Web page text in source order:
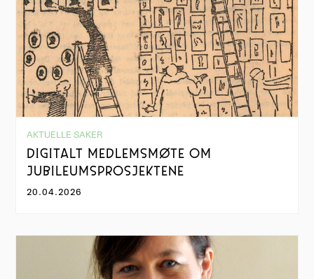
AKTUELLE SAKER
DIGITALT MEDLEMSMØTE OM
JUBILEUMSPROSJEKTENE
20.04.2026